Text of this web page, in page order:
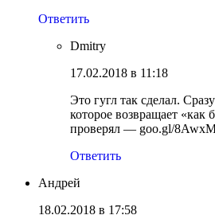
Ответить
Dmitry
17.02.2018 в 11:18
Это гугл так сделал.
которое возвращает «как
проверял — goo.gl/
Ответить
Андрей
18.02.2018 в 17:58